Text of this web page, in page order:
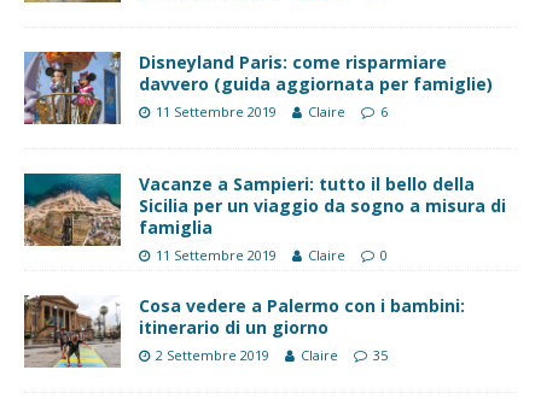
Disneyland Paris: come risparmiare
davvero (guida aggiornata per famiglie)
11 Settembre 2019 Claire 6
Vacanze a Sampieri: tutto il bello della
Sicilia per un viaggio da sogno a misura di
famiglia
11 Settembre 2019 Claire 0
Cosa vedere a Palermo con i bambini:
itinerario di un giorno
2 Settembre 2019 Claire 35